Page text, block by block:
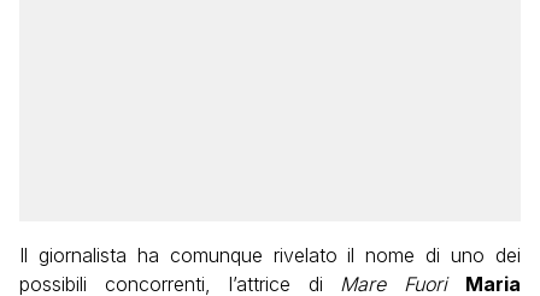
Il giornalista ha comunque rivelato il nome di uno dei
possibili concorrenti, l’attrice di Mare Fuori Maria